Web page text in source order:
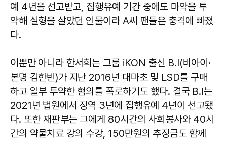
예 4년을 선고받고, 집행유예 기간 중에도 마약을 투
약해 실형을 살았던 인물이라 A씨 팬들은 충격에 빠졌
다.
이뿐만 아니라 한서희는 그룹 iKON 출신 B.I(비아이·
본명 김한빈)가 지난 2016년 대마초 및 LSD를 구매
하고 일부 투약한 혐의를 폭로하기도 했다. 결국 B.I는
2021년 법원에서 징역 3년에 집행유예 4년이 선고됐
다. 또한 재판부는 그에게 80시간의 사회봉사와 40시
간의 약물치료 강의 수강, 150만원의 추징금도 함께